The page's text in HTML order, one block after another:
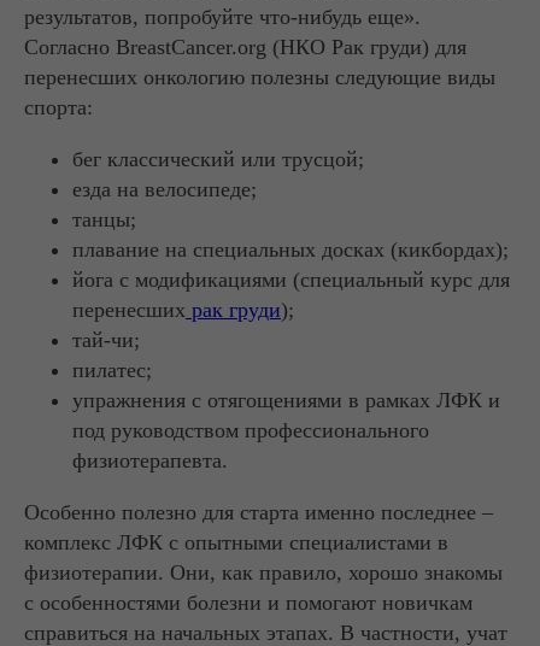
результатов, попробуйте что-нибудь еще».
Согласно BreastCancer.org (НКО Рак груди) для
перенесших онкологию полезны следующие виды
спорта:
бег классический или трусцой;
езда на велосипеде;
танцы;
плавание на специальных досках (кикбордах);
йога с модификациями (специальный курс для
перенесших рак груди);
тай-чи;
пилатес;
упражнения с отягощениями в рамках ЛФК и
под руководством профессионального
физиотерапевта.
Особенно полезно для старта именно последнее –
комплекс ЛФК с опытными специалистами в
физиотерапии. Они, как правило, хорошо знакомы
с особенностями болезни и помогают новичкам
справиться на начальных этапах. В частности, учат